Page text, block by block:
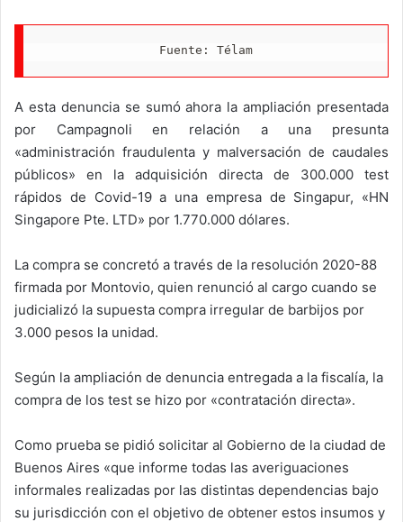
Fuente: Télam
A esta denuncia se sumó ahora la ampliación presentada
por Campagnoli en relación a una presunta
«administración fraudulenta y malversación de caudales
públicos» en la adquisición directa de 300.000 test
rápidos de Covid-19 a una empresa de Singapur, «HN
Singapore Pte. LTD» por 1.770.000 dólares.
La compra se concretó a través de la resolución 2020-88
firmada por Montovio, quien renunció al cargo cuando se
judicializó la supuesta compra irregular de barbijos por
3.000 pesos la unidad.
Según la ampliación de denuncia entregada a la fiscalía, la
compra de los test se hizo por «contratación directa».
Como prueba se pidió solicitar al Gobierno de la ciudad de
Buenos Aires «que informe todas las averiguaciones
informales realizadas por las distintas dependencias bajo
su jurisdicción con el objetivo de obtener estos insumos y